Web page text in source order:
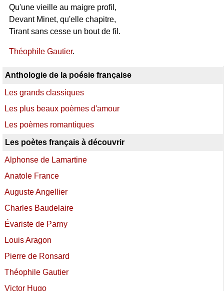
Qu'une vieille au maigre profil,
Devant Minet, qu'elle chapitre,
Tirant sans cesse un bout de fil.
Théophile Gautier.
Anthologie de la poésie française
Les grands classiques
Les plus beaux poèmes d'amour
Les poèmes romantiques
Les poètes français à découvrir
Alphonse de Lamartine
Anatole France
Auguste Angellier
Charles Baudelaire
Évariste de Parny
Louis Aragon
Pierre de Ronsard
Théophile Gautier
Victor Hugo